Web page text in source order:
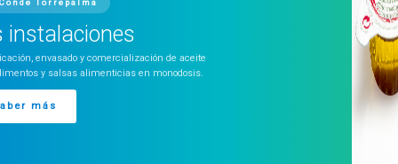
de aceite
en monodosis.